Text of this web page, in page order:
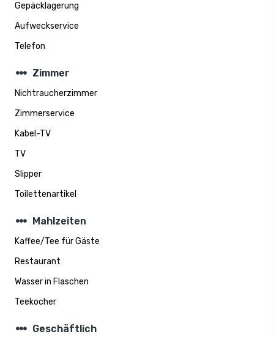
Gepäcklagerung
Aufweckservice
Telefon
steppers Zimmer
Nichtraucherzimmer
Zimmerservice
Kabel-TV
TV
Slipper
Toilettenartikel
steppers Mahlzeiten
Kaffee/Tee für Gäste
Restaurant
Wasser in Flaschen
Teekocher
steppers Geschäftlich